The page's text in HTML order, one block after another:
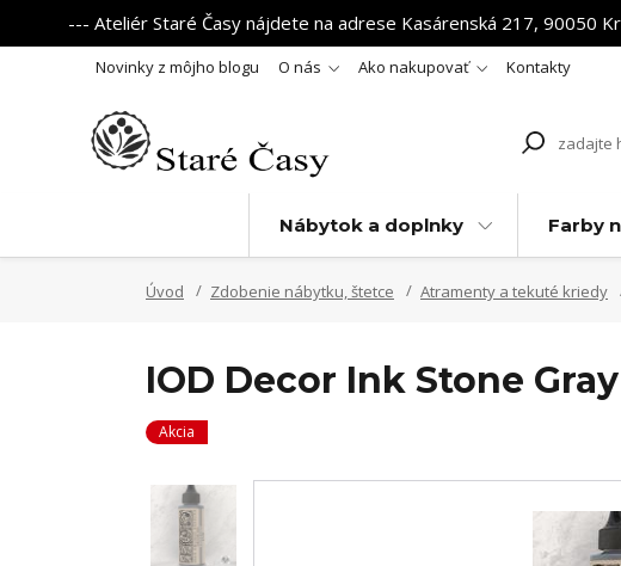
--- Ateliér Staré Časy nájdete na adrese Kasárenská 217, 90050
Novinky z môjho blogu O nás Ako nakupovať Kontakty
Nábytok a doplnky Farby
Úvod Zdobenie nábytku, štetce Atramenty a tekuté kriedy
IOD Decor Ink Stone
Akcia